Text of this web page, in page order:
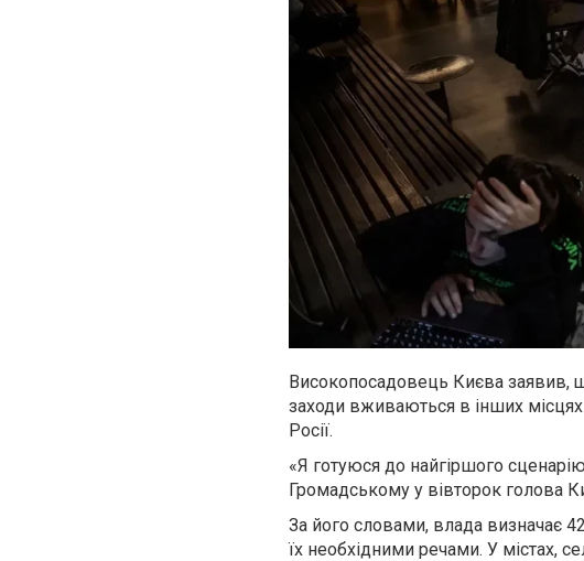
Високопосадовець Києва заявив,
заходи вживаються в інших
Росії.
«Я готуюся до найгіршого
Громадському у вівторок голова
За його словами, влада визначає
їх необхідними речами. У містах,